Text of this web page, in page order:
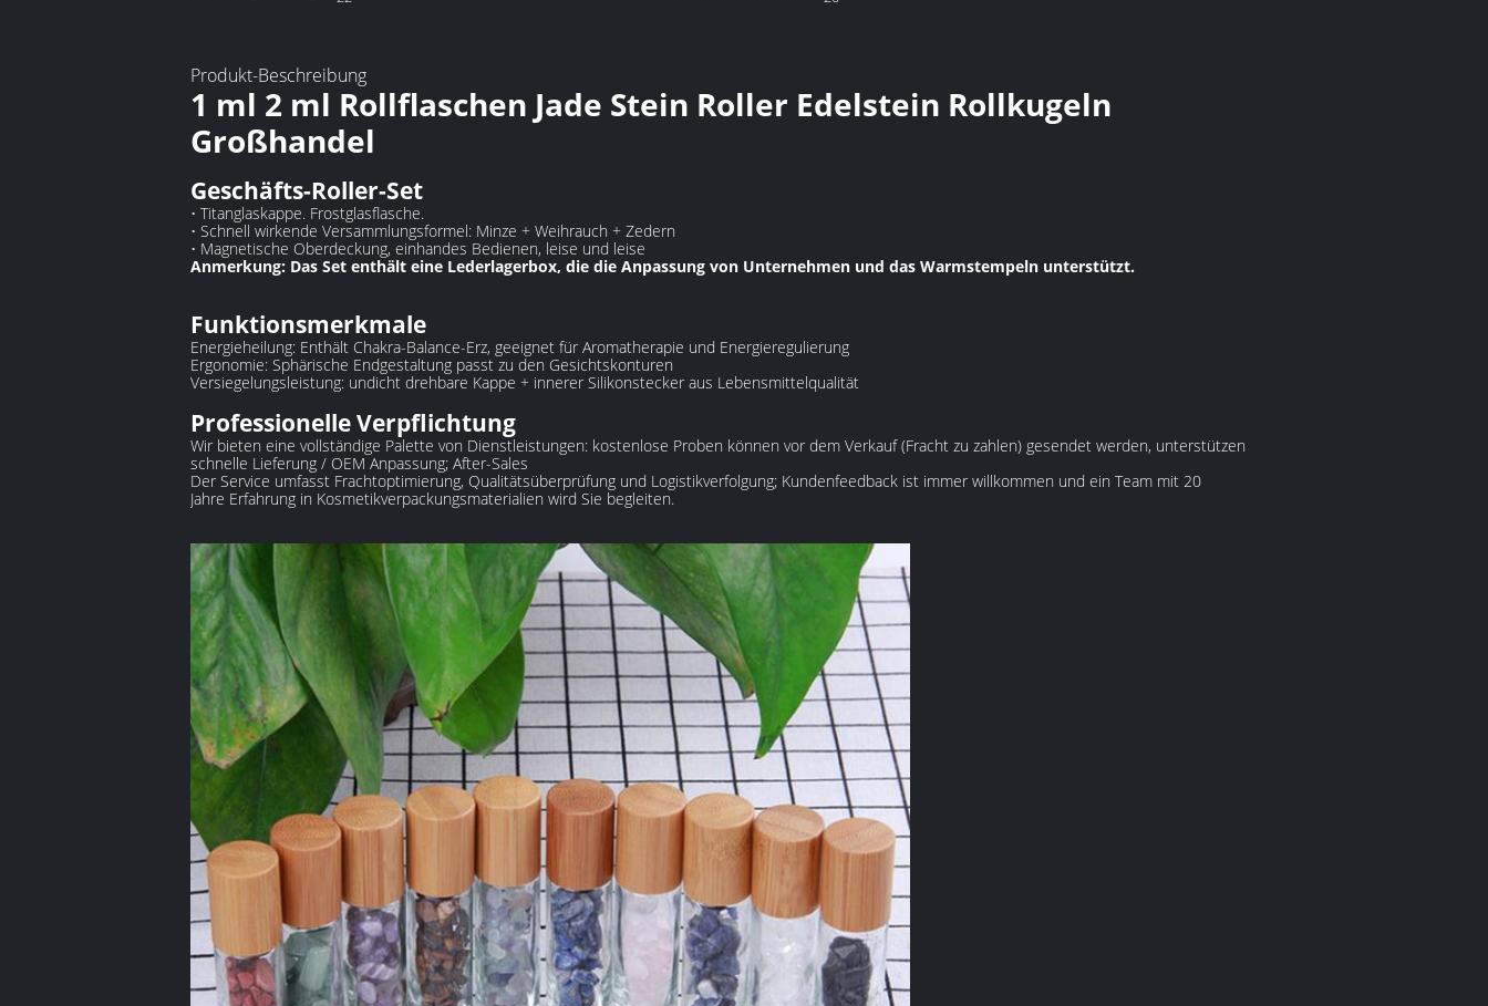
Produkt-Beschreibung
1 ml 2 ml Rollflaschen Jade Stein Roller Edelstein Rollkugeln
Großhandel
Geschäfts-Roller-Set
• Titanglaskappe. Frostglasflasche.
• Schnell wirkende Versammlungsformel: Minze + Weihrauch + Zedern
• Magnetische Oberdeckung, einhandes Bedienen, leise und leise
Anmerkung: Das Set enthält eine Lederlagerbox, die die Anpassung von Unternehmen und das Warmstempeln unterstützt.
Funktionsmerkmale
Energieheilung: Enthält Chakra-Balance-Erz, geeignet für Aromatherapie und Energieregulierung
Ergonomie: Sphärische Endgestaltung passt zu den Gesichtskonturen
Versiegelungsleistung: undicht drehbare Kappe + innerer Silikonstecker aus Lebensmittelqualität
Professionelle Verpflichtung
Wir bieten eine vollständige Palette von Dienstleistungen: kostenlose Proben können vor dem Verkauf (Fracht zu zahlen) gesendet werden, unterstützen
schnelle Lieferung / OEM Anpassung; After-Sales
Der Service umfasst Frachtoptimierung, Qualitätsüberprüfung und Logistikverfolgung; Kundenfeedback ist immer willkommen und ein Team mit 20
Jahre Erfahrung in Kosmetikverpackungsmaterialien wird Sie begleiten.